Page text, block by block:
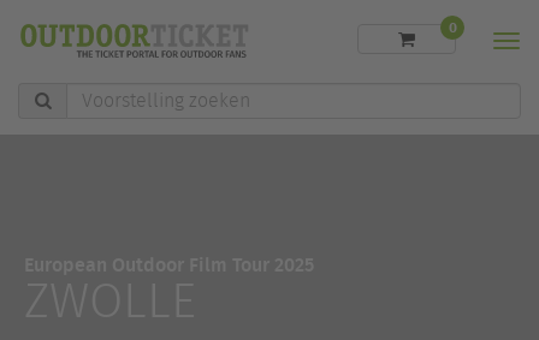
Voorstelling
zoeken
0